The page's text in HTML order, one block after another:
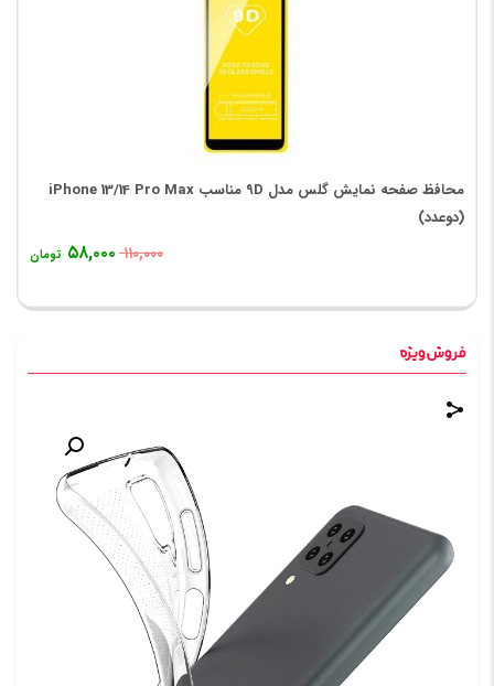
محافظ صفحه نمایش گلس مدل 9D مناسب iPhone 13/14 Pro Max
(دوعدد)
۱۱۰,۰۰۰ ۵۸,۰۰۰ تومان